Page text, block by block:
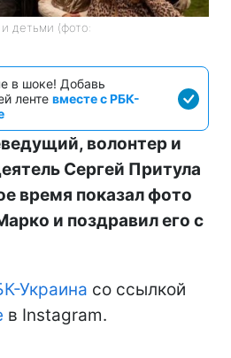
детьми (фото:
в шоке! Добавь
ленте вместе с РБК-
волонтер и
Сергей Притула
время показал фото
и поздравил его с
Украина со ссылкой
в Instagram.